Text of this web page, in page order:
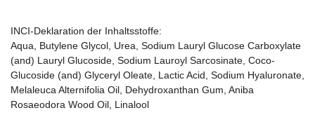
INCI-Deklaration der Inhaltsstoffe:
Aqua, Butylene Glycol, Urea, Sodium Lauryl Glucose Carboxylate
(and) Lauryl Glucoside, Sodium Lauroyl Sarcosinate, Coco-
Glucoside (and) Glyceryl Oleate, Lactic Acid, Sodium Hyaluronate,
Melaleuca Alternifolia Oil, Dehydroxanthan Gum, Aniba
Rosaeodora Wood Oil, Linalool